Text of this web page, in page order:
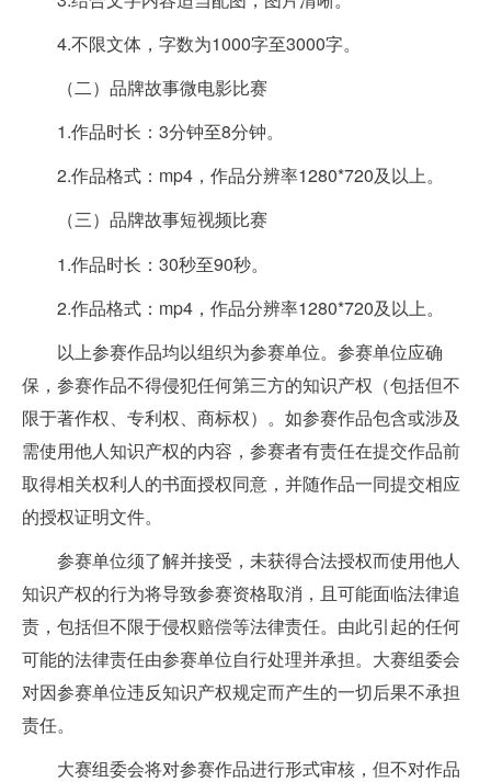
4.不限文体，字数为1000字至3000字。
（二）品牌故事微电影比赛
1.作品时长：3分钟至8分钟。
2.作品格式：mp4，作品分辨率1280*720及以上。
（三）品牌故事短视频比赛
1.作品时长：30秒至90秒。
2.作品格式：mp4，作品分辨率1280*720及以上。
以上参赛作品均以组织为参赛单位。参赛单位应确
保，参赛作品不得侵犯任何第三方的知识产权（包括但不
限于著作权、专利权、商标权）。如参赛作品包含或涉及
需使用他人知识产权的内容，参赛者有责任在提交作品前
取得相关权利人的书面授权同意，并随作品一同提交相应
的授权证明文件。
参赛单位须了解并接受，未获得合法授权而使用他人
知识产权的行为将导致参赛资格取消，且可能面临法律追
责，包括但不限于侵权赔偿等法律责任。由此引起的任何
可能的法律责任由参赛单位自行处理并承担。大赛组委会
对因参赛单位违反知识产权规定而产生的一切后果不承担
责任。
大赛组委会将对参赛作品进行形式审核，但不对作品